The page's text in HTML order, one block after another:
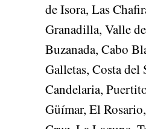
de Isora, Las
Granadilla, Valle
Buzanada, Cabo
Galletas, Costa del
Candelaria,
Güímar, El